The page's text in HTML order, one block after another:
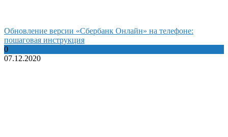
Обновление версии «Сбербанк Онлайн» на телефоне:
пошаговая инструкция
0
07.12.2020